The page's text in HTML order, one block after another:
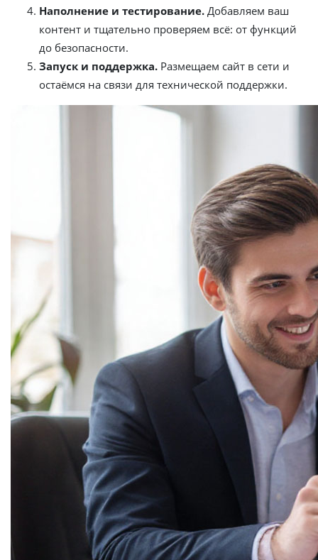
Наполнение и тестирование. Добавляем ваш
контент и тщательно проверяем всё: от функций
до безопасности.
Запуск и поддержка. Размещаем сайт в сети и
остаёмся на связи для технической поддержки.